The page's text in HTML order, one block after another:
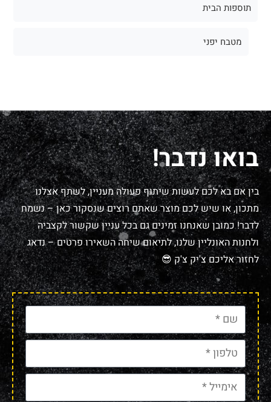
תוספות הבית
מטבח יפני
בואו נדבר!
בין אם בא לכם לעשות שיתוף פעולה מעניין, לשתף אצלנו
מתכון, או שיש לכם מוצר שאתם רוצים שנסקור כאן – נשמח
לדבר! כמובן שאנחנו זמינים גם בכל עניין שקשור לקצביה
ולחנות האונליין שלנו, לתיאום שיחה השאירו פרטים – נדאג
לחזור אליכם צ'יק צ'ק 😎